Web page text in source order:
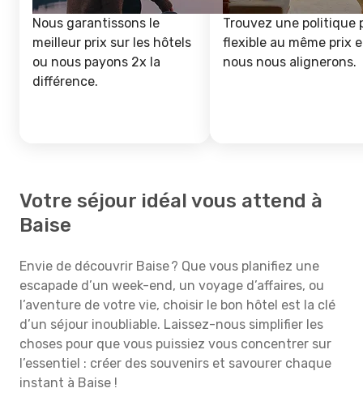
Nous garantissons le
meilleur prix sur les hôtels
ou nous payons 2x la
différence.
Trouvez une politique
flexible au même prix
nous nous alignerons.
Votre séjour idéal vous attend à
Baise
Envie de découvrir Baise ? Que vous planifiez une
escapade d’un week-end, un voyage d’affaires, ou
l’aventure de votre vie, choisir le bon hôtel est la clé
d’un séjour inoubliable. Laissez-nous simplifier les
choses pour que vous puissiez vous concentrer sur
l’essentiel : créer des souvenirs et savourer chaque
instant à Baise !